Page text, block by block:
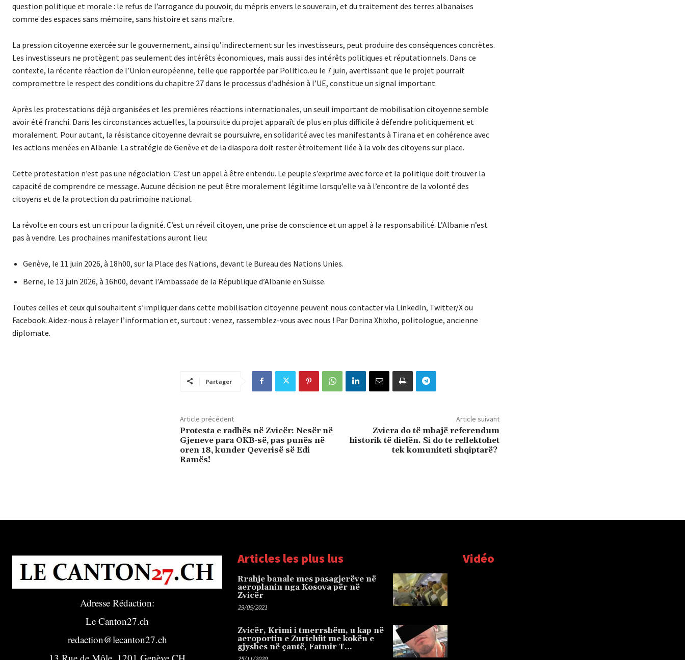
question politique et morale : le refus de l’arrogance du pouvoir, du mépris envers le souverain, et du traitement des terres albanaises
comme des espaces sans mémoire, sans histoire et sans maître.
La pression citoyenne exercée sur le gouvernement, ainsi qu’indirectement sur les investisseurs, peut produire des conséquences concrètes.
Les investisseurs ne protègent pas seulement des intérêts économiques, mais aussi des intérêts politiques et réputationnels. Dans ce
contexte, la récente réaction de l’Union européenne, telle que rapportée par Politico.eu le 7 juin, avertissant que le projet pourrait
compromettre le respect des conditions du chapitre 27 dans le processus d’adhésion à l’UE, constitue un signal important.
Après les protestations déjà organisées et les premières réactions internationales, un seuil important de mobilisation citoyenne semble
avoir été franchi. Dans les circonstances actuelles, la poursuite du projet apparaît de plus en plus difficile à défendre politiquement et
moralement. Pour autant, la résistance citoyenne devrait se poursuivre, en solidarité avec les manifestants à Tirana et en cohérence avec
les actions menées en Albanie. La stratégie de Genève et de la diaspora doit rester étroitement liée à la voix des citoyens sur place.
Cette protestation n’est pas une négociation. C’est un appel à être entendu. Le peuple s’exprime avec force et la politique doit trouver la
capacité de comprendre ce message. Aucune décision ne peut être moralement légitime lorsqu’elle va à l’encontre de la volonté des
citoyens et de la protection du patrimoine national.
La révolte en cours est un cri pour la dignité. C’est un réveil citoyen, une prise de conscience et un appel à la responsabilité. L’Albanie n’est
pas à vendre. Les prochaines manifestations auront lieu:
Genève, le 11 juin 2026, à 18h00, sur la Place des Nations, devant le Bureau des Nations Unies.
Berne, le 13 juin 2026, à 16h00, devant l’Ambassade de la République d’Albanie en Suisse.
Toutes celles et ceux qui souhaitent s’impliquer dans cette mobilisation citoyenne peuvent nous contacter via LinkedIn, Twitter/X ou
Facebook. Aidez-nous à relayer l’information et, surtout : venez, rassemblez-vous avec nous ! Par Dorina Xhixho, politologue, ancienne
diplomate.
Partager
Article précédent
Protesta e radhës në Zvicër: Nesër në
Gjeneve para OKB-së, pas punës në
oren 18, kunder Qeverisë së Edi
Ramës!
Article suivant
Zvicra do të mbajë referendum
historik të dielën. Si do te reflektohet
tek komuniteti shqiptarë?
Adresse Rédaction:
Le Canton27.ch
redaction@lecanton27.ch
Articles les plus lus
Rrahje banale mes pasagjerëve në
aeroplanin nga Kosova për në
Zvicër
29/05/2021
Zvicër, Krimi i tmerrshëm, u kap në
aeroportin e Zurichüt me kokën e
gjyshes në çantë, Fatmir T…
Vidéo